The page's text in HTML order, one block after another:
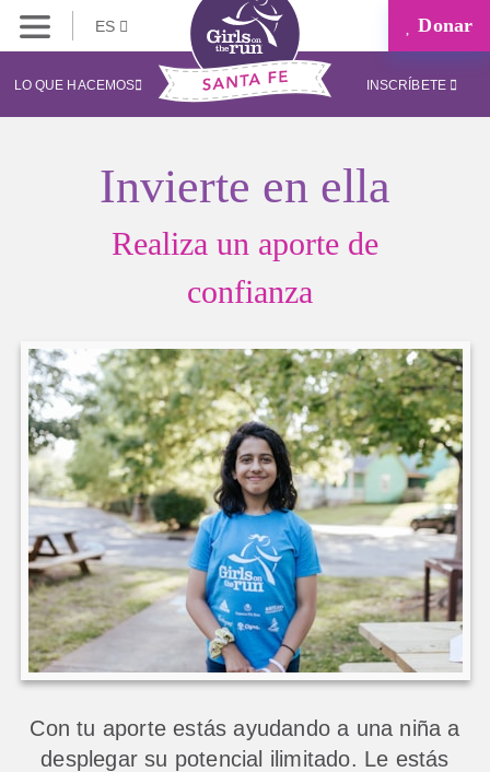
ES Donar
LO QUE HACEMOS INSCRÍBETE
Invierte en ella
Realiza un aporte de
confianza
Con tu aporte estás ayudando a una niña a
desplegar su potencial ilimitado. Le estás